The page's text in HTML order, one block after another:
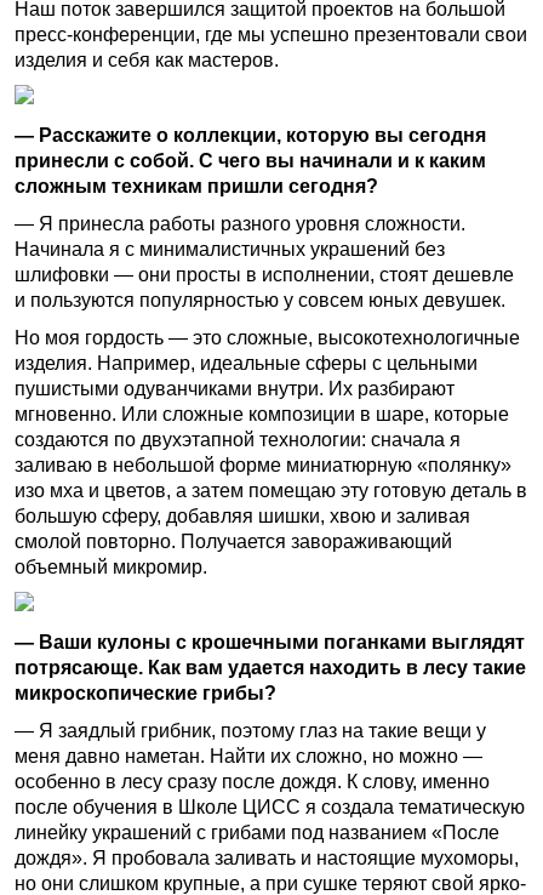
Наш поток завершился защитой проектов на большой
пресс-конференции, где мы успешно презентовали свои
изделия и себя как мастеров.
— Расскажите о коллекции, которую вы сегодня
принесли с собой. С чего вы начинали и к каким
сложным техникам пришли сегодня?
— Я принесла работы разного уровня сложности.
Начинала я с минималистичных украшений без
шлифовки — они просты в исполнении, стоят дешевле
и пользуются популярностью у совсем юных девушек.
Но моя гордость — это сложные, высокотехнологичные
изделия. Например, идеальные сферы с цельными
пушистыми одуванчиками внутри. Их разбирают
мгновенно. Или сложные композиции в шаре, которые
создаются по двухэтапной технологии: сначала я
заливаю в небольшой форме миниатюрную «полянку»
изо мха и цветов, а затем помещаю эту готовую деталь в
большую сферу, добавляя шишки, хвою и заливая
смолой повторно. Получается завораживающий
объемный микромир.
— Ваши кулоны с крошечными поганками выглядят
потрясающе. Как вам удается находить в лесу такие
микроскопические грибы?
— Я заядлый грибник, поэтому глаз на такие вещи у
меня давно наметан. Найти их сложно, но можно —
особенно в лесу сразу после дождя. К слову, именно
после обучения в Школе ЦИСС я создала тематическую
линейку украшений с грибами под названием «После
дождя». Я пробовала заливать и настоящие мухоморы,
но они слишком крупные, а при сушке теряют свой ярко-